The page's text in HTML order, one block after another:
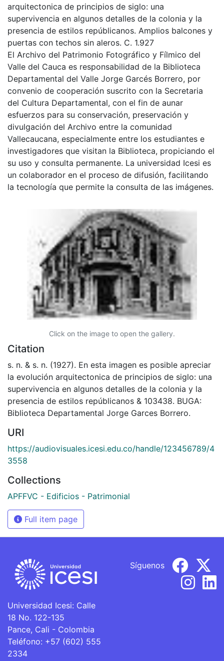
arquitectonica de principios de siglo: una
supervivencia en algunos detalles de la colonia y la
presencia de estilos repúblicanos. Amplios balcones y
puertas con techos sin aleros. C. 1.927
El Archivo del Patrimonio Fotográfico y Fílmico del
Valle del Cauca es responsabilidad de la Biblioteca
Departamental del Valle Jorge Garcés Borrero, por
convenio de cooperación suscrito con la Secretaria
del Cultura Departamental, con el fin de aunar
esfuerzos para su conservación, preservación y
divulgación del Archivo entre la comunidad
Vallecaucana, especialmente entre los estudiantes e
investigadores que visitan la Biblioteca, propiciando el
su uso y consulta permanente. La universidad Icesi es
un colaborador en el proceso de difusión, facilitando
la tecnología que permite la consulta de las imágenes.
Click on the image to open the gallery.
Citation
s. n. & s. n. (1927). En esta imagen es posible apreciar
la evolución arquitectonica de principios de siglo: una
supervivencia en algunos detalles de la colonia y la
presencia de estilos repúblicanos & 103438. BUGA:
Biblioteca Departamental Jorge Garces Borrero.
URI
https://audiovisuales.icesi.edu.co/handle/123456789/4
3558
Collections
APFFVC - Edificios - Patrimonial
Full item page
Universidad Icesi: Calle
18 No. 122-135
Pance, Cali - Colombia
Teléfono: +57 (602) 555
2334
Síguenos